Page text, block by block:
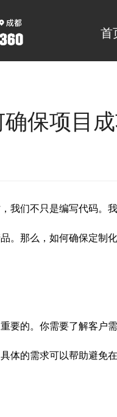
首
保项目
我们不只是编写代码。
。那么，如何确保定制
要的。你需要了解客户
体的需求可以帮助避免